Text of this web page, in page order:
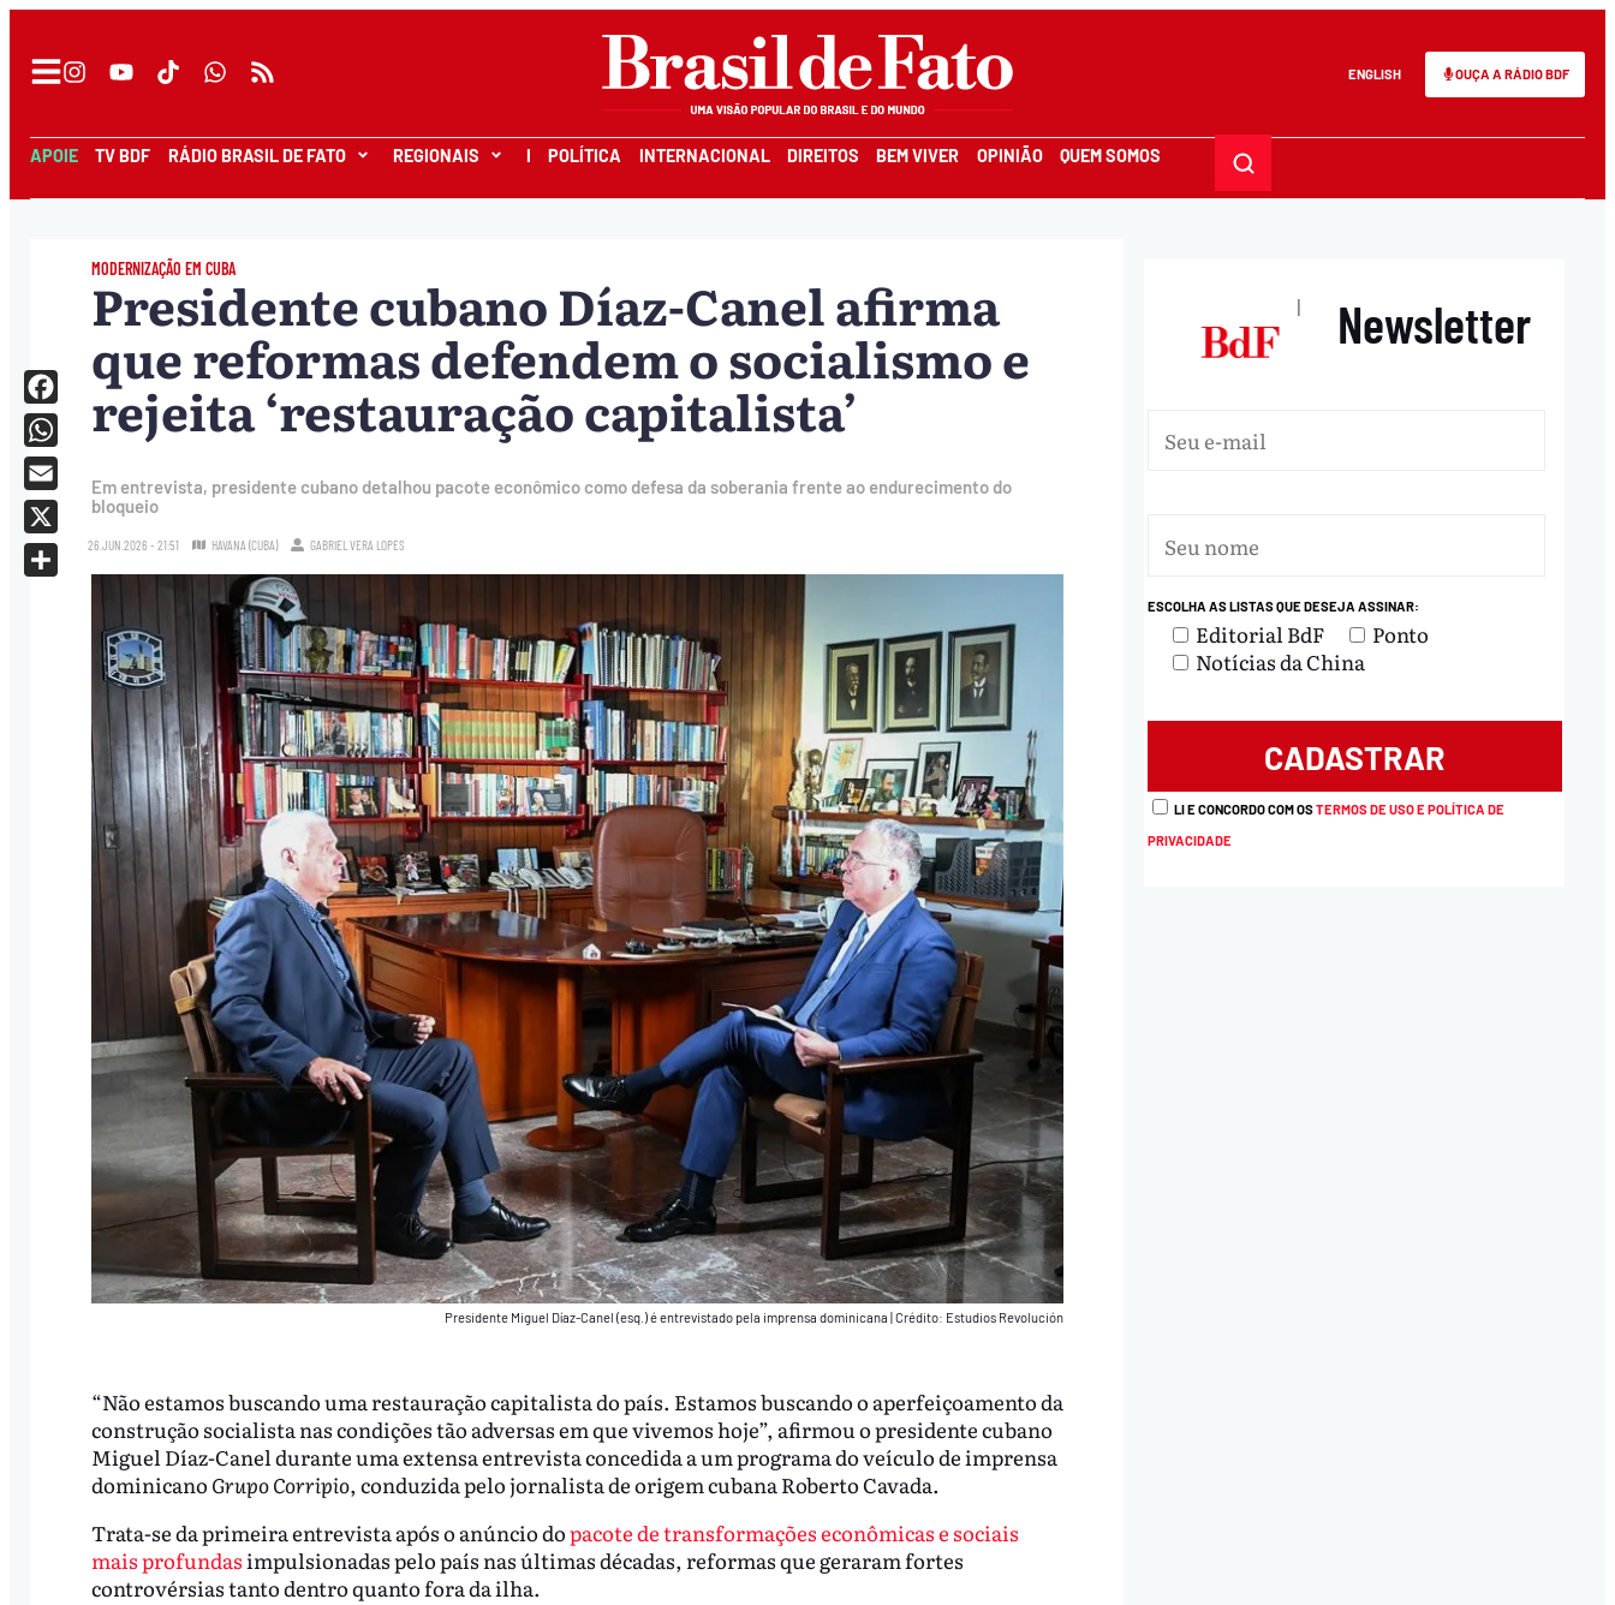
ENGLISH OUÇA A RÁDIO BDF
APOIE TV BDF RÁDIO BRASIL DE FATO REGIONAIS I POLÍTICA INTERNACIONAL DIREITOS BEM VIVER OPINIÃO QUEM SOMOS
MODERNIZAÇÃO EM CUBA
Presidente cubano Díaz-Canel afirma
que reformas defendem o socialismo e
rejeita ‘restauração capitalista’
Em entrevista, presidente cubano detalhou pacote econômico como defesa da soberania frente ao endurecimento do
bloqueio
26.JUN.2026 - 21:51 HAVANA (CUBA) GABRIEL VERA LOPES
Presidente Miguel Díaz-Canel (esq.) é entrevistado pela imprensa dominicana |Crédito: Estudios Revolución
“Não estamos buscando uma restauração capitalista do país. Estamos buscando o aperfeiçoamento da
construção socialista nas condições tão adversas em que vivemos hoje”, afirmou o presidente cubano
Miguel Díaz-Canel durante uma extensa entrevista concedida a um programa do veículo de imprensa
dominicano Grupo Corripio, conduzida pelo jornalista de origem cubana Roberto Cavada.
Trata-se da primeira entrevista após o anúncio dopacote de transformações econômicas e sociais
mais profundasimpulsionadas pelo país nas últimas décadas, reformas que geraram fortes
controvérsias tanto dentro quanto fora da ilha.
Facebook
WhatsApp
Email
X
| Newsletter
ESCOLHA AS LISTAS QUE DESEJA ASSINAR:
Editorial BdF
Ponto
Notícias da China
LI E CONCORDO COM OSTERMOS DE USO E POLÍTICA DE
PRIVACIDADE